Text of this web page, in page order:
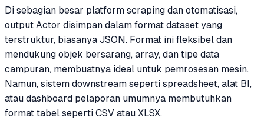
Di sebagian besar platform scraping dan otomatisasi,
output Actor disimpan dalam format dataset yang
terstruktur, biasanya JSON. Format ini fleksibel dan
mendukung objek bersarang, array, dan tipe data
campuran, membuatnya ideal untuk pemrosesan mesin.
Namun, sistem downstream seperti spreadsheet, alat BI,
atau dashboard pelaporan umumnya membutuhkan
format tabel seperti CSV atau XLSX.